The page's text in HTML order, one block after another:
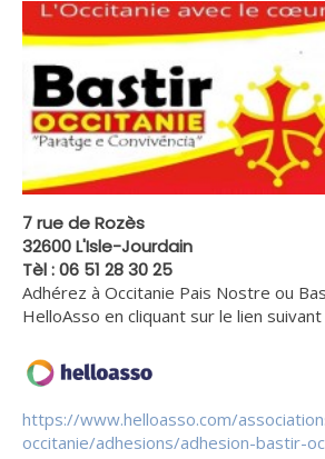
7 rue de Rozès
32600 L'Isle-Jourdain
Tèl : 06 51 28 30 25
Adhérez à Occitanie Pais Nostre ou
HelloAsso en cliquant sur le lien suivant
https://www.helloasso.com/
occitanie/adhesions/adhesion-bastir-